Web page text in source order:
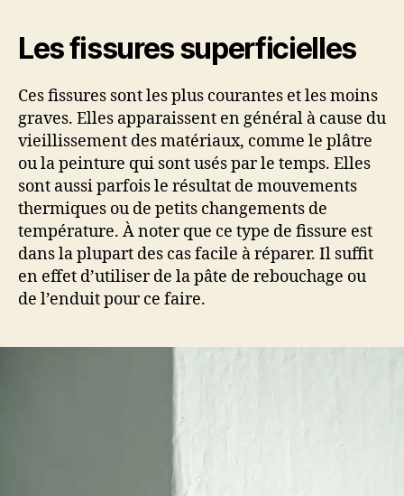
Les fissures superficielles
Ces fissures sont les plus courantes et les moins
graves. Elles apparaissent en général à cause du
vieillissement des matériaux, comme le plâtre
ou la peinture qui sont usés par le temps. Elles
sont aussi parfois le résultat de mouvements
thermiques ou de petits changements de
température. À noter que ce type de fissure est
dans la plupart des cas facile à réparer. Il suffit
en effet d’utiliser de la pâte de rebouchage ou
de l’enduit pour ce faire.